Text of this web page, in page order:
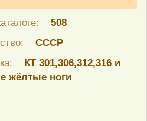
508
СССР
КТ 301,306,312,316 и
жёлтые ноги